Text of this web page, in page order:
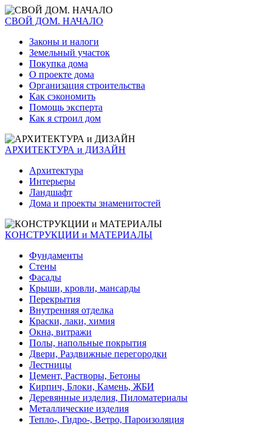
СВОЙ ДОМ. НАЧАЛО
Законы и налоги
Земельный участок
Покупка дома
О проекте дома
Организация строительства
Как сэкономить
Помощь эксперта
Как я строил дом
АРХИТЕКТУРА и ДИЗАЙН
Архитектура
Интерьеры
Ландшафт
Дома и проекты знаменитостей
КОНСТРУКЦИИ и МАТЕРИАЛЫ
Фундаменты
Стены
Фасады
Крыши, кровли, мансарды
Перекрытия
Внутренняя отделка
Краски, лаки, химия
Окна, витражи
Полы, напольные покрытия
Двери, Раздвижные перегородки
Лестницы
Цемент, Растворы, Бетоны
Кирпич, Блоки, Камень, ЖБИ
Деревянные изделия, Пиломатериалы
Металлические изделия
Тепло-, Гидро-, Ветро, Пароизоляция